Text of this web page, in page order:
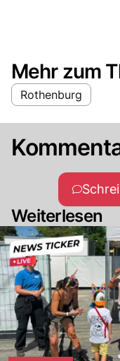
Mehr zum
Rothenburg
Weiterlesen